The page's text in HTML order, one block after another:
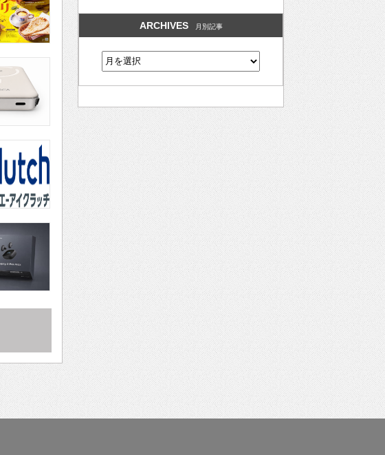
ARCHIVES 月別記事